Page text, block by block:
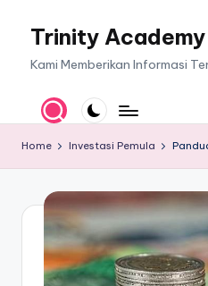
Trinity Academy
Kami Memberikan Informasi
Home Investasi Pemula